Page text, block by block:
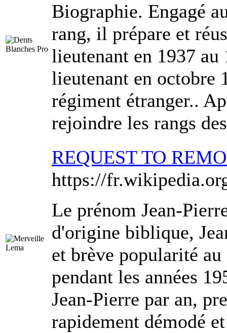
Biographie. Engagé
rang, il prépare et
lieutenant en 1937
lieutenant en octobre
régiment étranger..
rejoindre les rangs
REQUEST TO
https://
Le prénom Jean-
d'origine biblique,
et brève popularité
pendant les années
Jean-Pierre par an,
rapidement démodé